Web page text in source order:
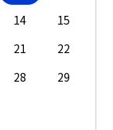
14
15
21
22
28
29